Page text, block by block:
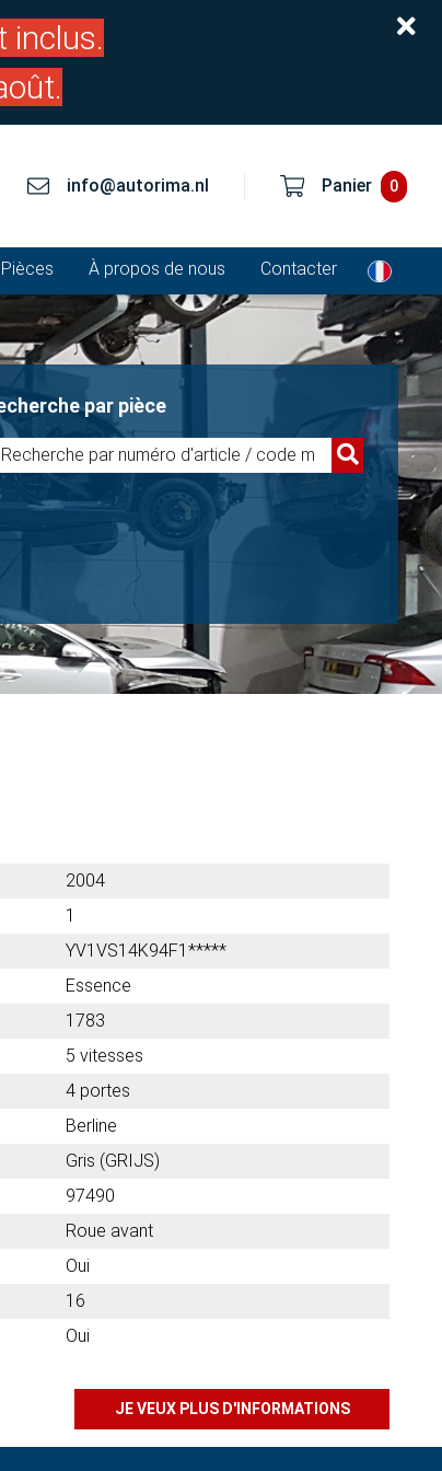
inclus.
info@autorima.nl Panier 0
Pièces À propos de nous Contacter
par pièce
2004
1
YV1VS14K94F1*****
Essence
1783
5 vitesses
4 portes
Berline
Gris (GRIJS)
97490
Roue avant
Oui
16
Oui
JE VEUX PLUS D'INFORMATIONS